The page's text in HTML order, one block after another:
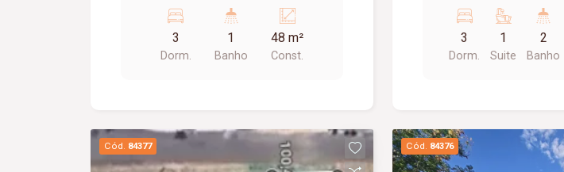
armário sob a pia, área de serviço e
banheiro social com box em vidro
temperado. O imóvel conta ainda com
casal, fogão, geladeira, máquina de
lavar roupas e 01 guarda-roupa. O
3
Dorm.
1
Banho
48 m²
Const.
Lavanderia; 01 vaga de
Diferenciais: Armários
Painel de TV; Rack; Box
Portões eletrônicos;
3
Dorm.
1
Suite
2
Banho
Cód. 84377 Cód. 84376